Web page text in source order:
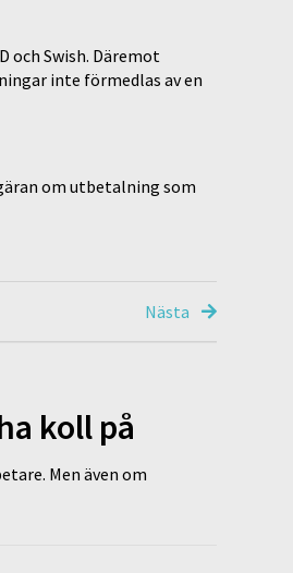
Swish. Däremot
inte förmedlas av en
om utbetalning som
Nästa
koll på
Men även om